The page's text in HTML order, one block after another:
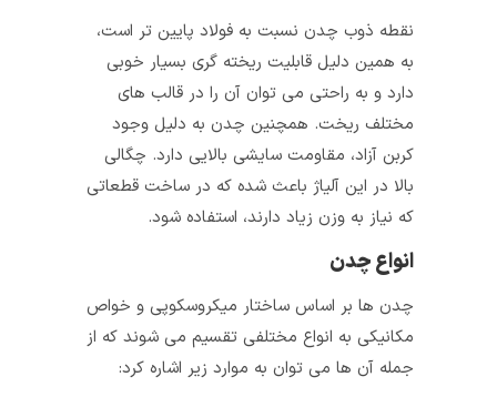
نقطه ذوب چدن نسبت به فولاد پایین تر است،
به همین دلیل قابلیت ریخته‌ گری بسیار خوبی
دارد و به راحتی می‌ توان آن را در قالب‌ های
مختلف ریخت. همچنین چدن به دلیل وجود
کربن آزاد، مقاومت سایشی بالایی دارد. چگالی
بالا در این آلیاژ باعث شده که در ساخت قطعاتی
که نیاز به وزن زیاد دارند، استفاده شود.
انواع چدن
چدن‌ ها بر اساس ساختار میکروسکوپی و خواص
مکانیکی به انواع مختلفی تقسیم می‌ شوند که از
جمله آن‌ ها می‌ توان به موارد زیر اشاره کرد: